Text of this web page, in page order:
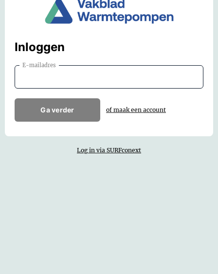
Inloggen
E-mailadres
Ga verder of maak een account
Log in via SURFconext